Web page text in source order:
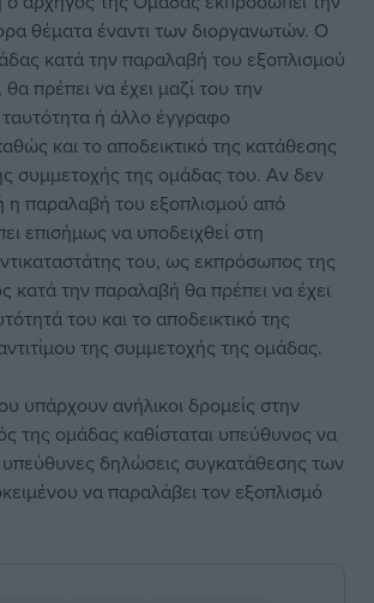
θέματα έναντι των διοργανωτών. Ο
κατά την παραλαβή του εξοπλισμού
πρέπει να έχει μαζί του την
ή άλλο έγγραφο
και το αποδεικτικό της κατάθεσης
συμμετοχής της ομάδας του. Αν δεν
η παραλαβή του εξοπλισμού από
επισήμως να υποδειχθεί στη
του, ως εκπρόσωπος της
κατά την παραλαβή θα πρέπει να έχει
του και το αποδεικτικό της
της συμμετοχής της ομάδας.
υπάρχουν ανήλικοι δρομείς στην
της ομάδας καθίσταται υπεύθυνος να
υπεύθυνες δηλώσεις συγκατάθεσης των
να παραλάβει τον εξοπλισμό